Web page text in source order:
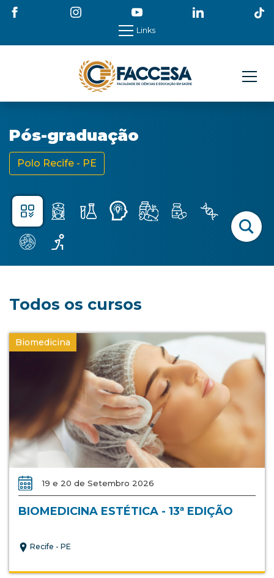
Links
Pós-graduação
Polo Recife - PE
Todos os cursos
Biomedicina
19 e 20 de Setembro 2026
BIOMEDICINA ESTÉTICA - 13ª EDIÇÃO
Recife - PE